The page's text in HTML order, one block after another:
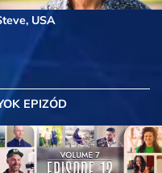
USA
EPIZÓD